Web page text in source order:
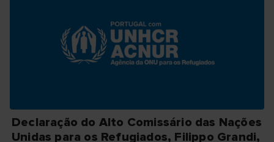
Declaração do Alto Comissário das Nações
Unidas para os Refugiados, Filippo Grandi,